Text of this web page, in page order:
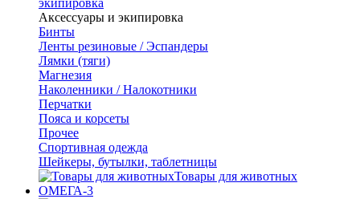
экипировка
Аксессуары и экипировка
Бинты
Ленты резиновые / Эспандеры
Лямки (тяги)
Магнезия
Наколенники / Налокотники
Перчатки
Пояса и корсеты
Прочее
Спортивная одежда
Шейкеры, бутылки, таблетницы
Товары для животных
ОМЕГА-3